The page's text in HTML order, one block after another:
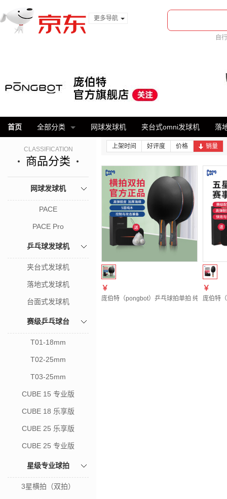
更多导航
自
首页 全部分类 网球发球机 夹台式omni发球机 落
CLASSIFICATION
商品分类
网球发球机
PACE
PACE Pro
乒乓球发球机
夹台式发球机
落地式发球机
台面式发球机
赛级乒乓球台
T01-18mm
T02-25mm
T03-25mm
CUBE 15 专业版
CUBE 18 乐享版
CUBE 25 乐享版
CUBE 25 专业版
星级专业球拍
3星横拍（双拍）
上架时间 好评度 价格 销量
￥
庞伯特（pongbot）乒乓球拍单拍 纯木厚芯5
￥
庞伯特